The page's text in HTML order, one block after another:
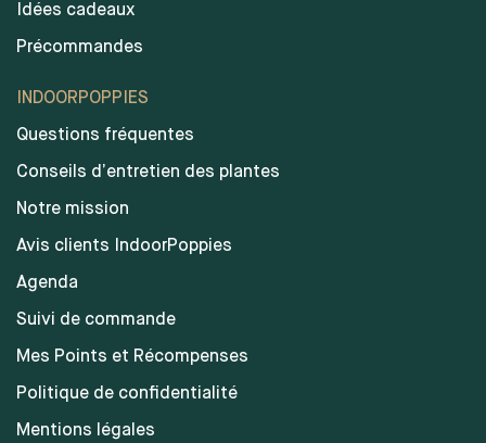
Idées cadeaux
Précommandes
INDOORPOPPIES
Questions fréquentes
Conseils d’entretien des plantes
Notre mission
Avis clients IndoorPoppies
Agenda
Suivi de commande
Mes Points et Récompenses
Politique de confidentialité
Mentions légales